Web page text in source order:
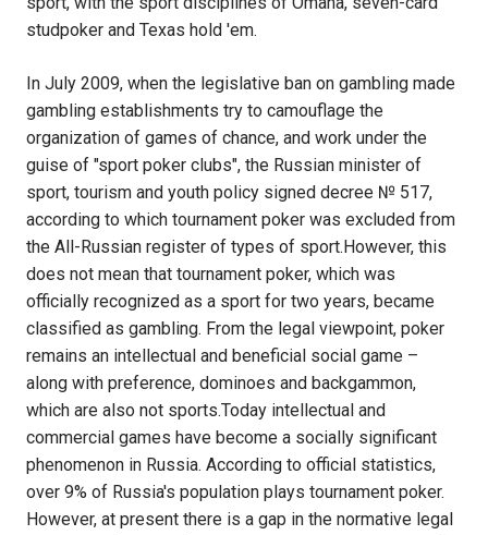
studpoker and Texas hold 'em.
In July 2009, when the legislative ban on gambling made
gambling establishments try to camouflage the
organization of games of chance, and work under the
guise of "sport poker clubs", the Russian minister of
sport, tourism and youth policy signed decree № 517,
according to which tournament poker was excluded from
the All-Russian register of types of sport.However, this
does not mean that tournament poker, which was
officially recognized as a sport for two years, became
classified as gambling. From the legal viewpoint, poker
remains an intellectual and beneficial social game –
along with preference, dominoes and backgammon,
which are also not sports.Today intellectual and
commercial games have become a socially significant
phenomenon in Russia. According to official statistics,
over 9% of Russia's population plays tournament poker.
However, at present there is a gap in the normative legal